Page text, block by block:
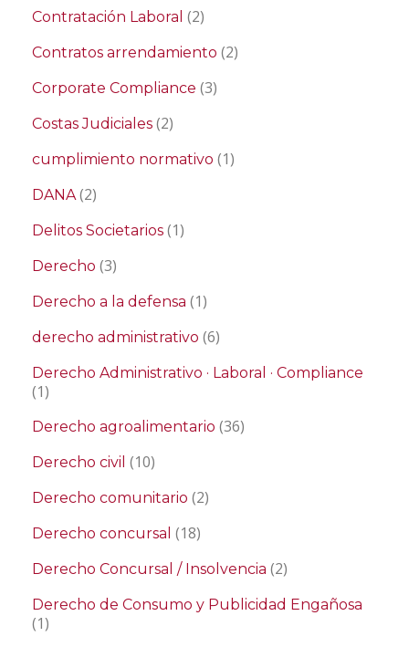
Contratación Laboral (2)
Contratos arrendamiento (2)
Corporate Compliance (3)
Costas Judiciales (2)
cumplimiento normativo (1)
DANA(2)
Delitos Societarios (1)
Derecho (3)
Derecho a la defensa (1)
derecho administrativo (6)
Derecho Administrativo · Laboral · Compliance
(1)
Derecho agroalimentario (36)
Derecho civil (10)
Derecho comunitario (2)
Derecho concursal (18)
Derecho Concursal / Insolvencia (2)
Derecho de Consumo y Publicidad Engañosa
(1)